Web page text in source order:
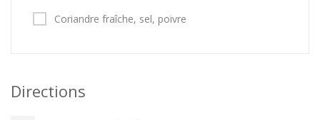
Coriandre fraîche, sel, poivre
Directions